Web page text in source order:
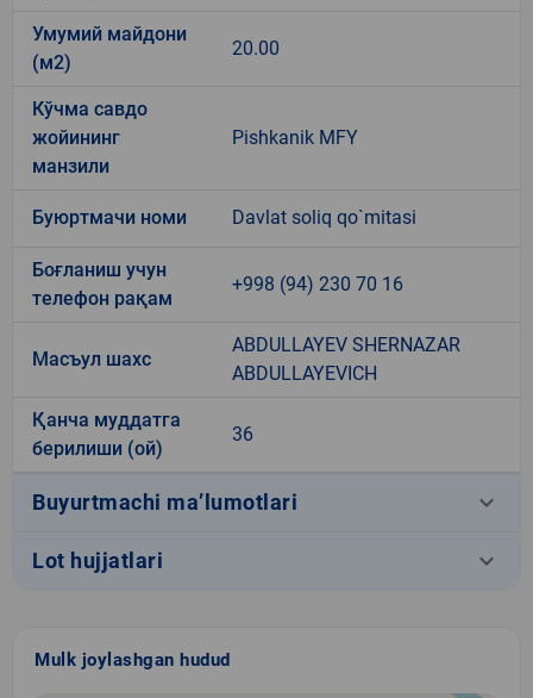
Умумий майдони
(м2)
20.00
Кўчма савдо
жойининг
манзили
Pishkanik MFY
Буюртмачи номи Davlat soliq qo`mitasi
Боғланиш учун
телефон рақам
+998 (94) 230 70 16
Масъул шахс
ABDULLAYEV SHERNAZAR
ABDULLAYEVICH
Қанча муддатга
берилиши (ой)
36
Buyurtmachi ma’lumotlari keyboard_arrow_down
Lot hujjatlari keyboard_arrow_down
Mulk joylashgan hudud